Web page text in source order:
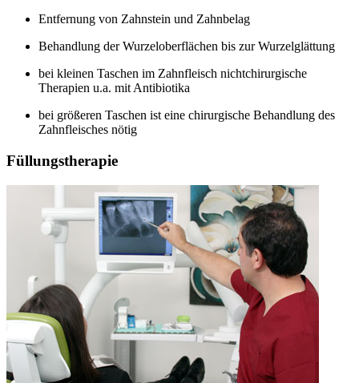
Entfernung von Zahnstein und Zahnbelag
Behandlung der Wurzeloberflächen bis zur Wurzelglättung
bei kleinen Taschen im Zahnfleisch nichtchirurgische
Therapien u.a. mit Antibiotika
bei größeren Taschen ist eine chirurgische Behandlung des
Zahnfleisches nötig
Füllungstherapie